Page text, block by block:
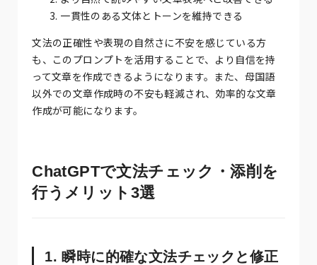
一貫性のある文体とトーンを維持できる
文法の正確性や表現の自然さに不安を感じている方
も、このプロンプトを活用することで、より自信を持
って文章を作成できるようになります。また、母国語
以外での文章作成時の不安も軽減され、効率的な文章
作成が可能になります。
ChatGPTで文法チェック・添削を
行うメリット3選
1. 瞬時に的確な文法チェックと修正